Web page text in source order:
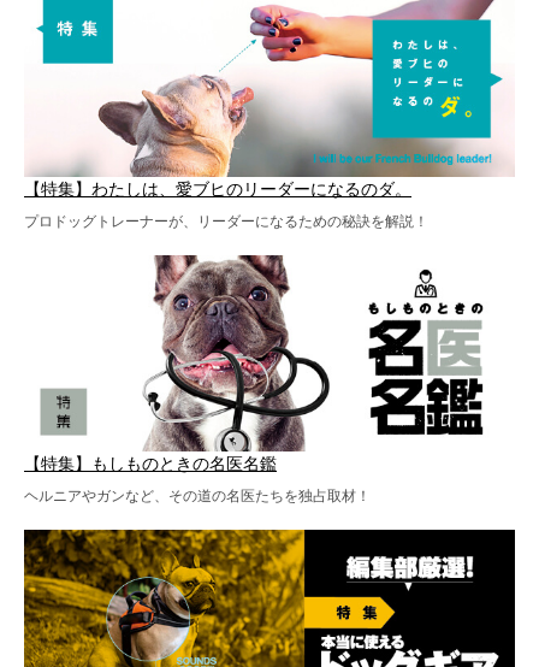
【特集】わたしは、愛ブヒのリーダーになるのダ。
プロドッグトレーナーが、リーダーになるための秘訣を解説！
【特集】もしものときの名医名鑑
ヘルニアやガンなど、その道の名医たちを独占取材！